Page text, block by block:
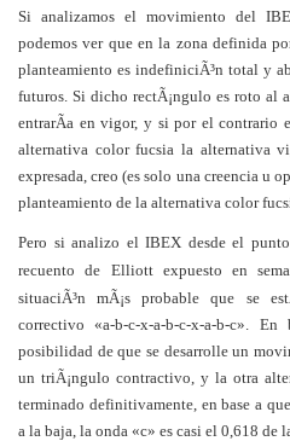
Si analizamos el movimiento del
podemos ver que en la zona definida
planteamiento es indefiniciÃ³n total y
futuros. Si dicho rectÃ¡ngulo es roto al
entrarÃ­a en vigor, y si por el contrario
alternativa color fucsia la alternativa
expresada, creo (es solo una creencia u
planteamiento de la alternativa color
Pero si analizo el IBEX desde el
recuento de Elliott expuesto en
situaciÃ³n mÃ¡s probable que se
correctivo «a-b-c-x-a-b-c-x-a-b-c».
posibilidad de que se desarrolle un
un triÃ¡ngulo contractivo, y la otra
terminado definitivamente, en base a
a la baja, la onda «c» es casi el 0,618 de